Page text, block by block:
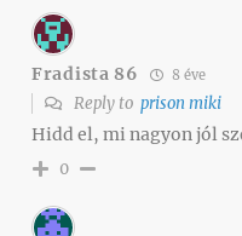
Fradista 86 8 éve
Reply to prison miki
Hidd el, mi nagyon jól
0